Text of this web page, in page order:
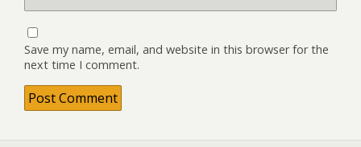
Save my name, email, and website in this browser for the
next time I comment.